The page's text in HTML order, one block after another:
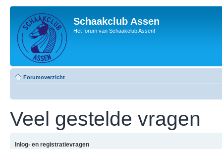
Schaakclub Assen
Het forum van Schaakclub Assen!
Forumoverzicht
Veel gestelde vragen
Inlog- en registratievragen